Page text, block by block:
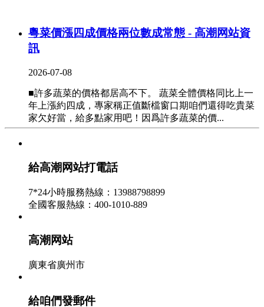
粵菜價漲四成價格兩位數成常態 - 高潮网站資
訊
2026-07-08
■許多蔬菜的價格都居高不下。 蔬菜全體價格同比上一
年上漲約四成，專家稱正值斷檔窗口期咱們還得吃貴菜
家欠好當，給多點家用吧！因爲許多蔬菜的價...
賺600萬
4月12日正午，濟南市民王先生在省會曆山路一家包子鋪
- 高潮网站資訊
2026-07-06
給高潮网站打電話
7*24小時服務熱線：13988798899
全國客服熱線：400-1010-889
高潮网站
廣東省廣州市
給咱們發郵件